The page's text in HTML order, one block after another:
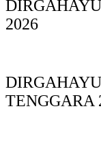
2026
TENGGARA